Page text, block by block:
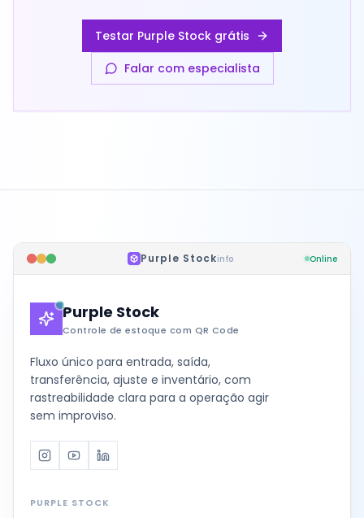
Testar Purple Stock grátis
Falar com especialista
Purple Stockinfo Online
Purple Stock
Controle de estoque com QR Code
Fluxo único para entrada, saída,
transferência, ajuste e inventário, com
rastreabilidade clara para a operação agir
sem improviso.
Instagram
YoutubeLinkedIn
PURPLE STOCK